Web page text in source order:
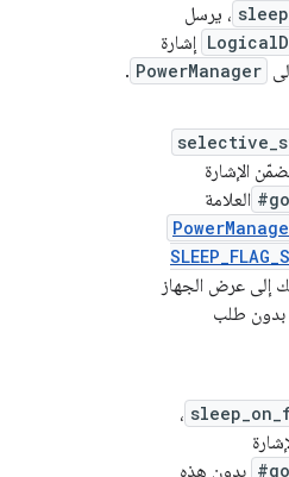
، يرسل
إشارة
PowerManager
.
الإشارة
العلامة
إلى عرض الجهاز
بدون طلب
،
بدون هذه